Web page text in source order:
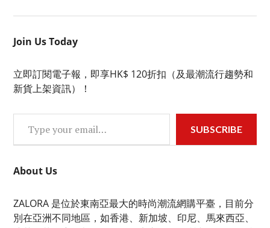
Join Us Today
立即訂閱電子報，即享HK$ 120折扣（及最潮流行趨勢和
新貨上架資訊）！
Type your email…
SUBSCRIBE
About Us
ZALORA 是位於東南亞最大的時尚潮流網購平臺，目前分
別在亞洲不同地區，如香港、新加坡、印尼、馬來西亞、